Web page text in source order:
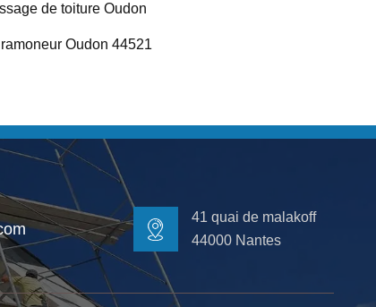
de toiture Oudon
Oudon 44521
41 quai de malakoff
44000 Nantes